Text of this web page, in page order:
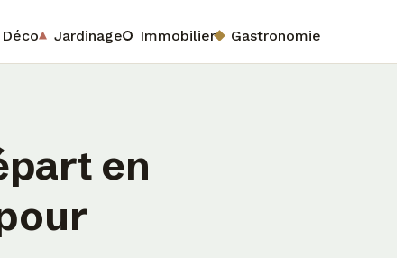
Déco Jardinage Immobilier Gastronomie
en